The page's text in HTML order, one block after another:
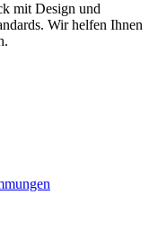
mit Design und
Wir helfen Ihnen